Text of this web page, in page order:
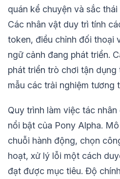
quán kể chuyện và sắc
Các nhân vật duy trì tính
token, điều chỉnh đối thoại
ngữ cảnh đang phát triển.
phát triển trò chơi tận dụng
mẫu các trải nghiệm tương
Quy trình làm việc tác
nổi bật của Pony Alpha.
chuỗi hành động, chọn
hoạt, xử lý lỗi một cách
đạt được mục tiêu. Độ